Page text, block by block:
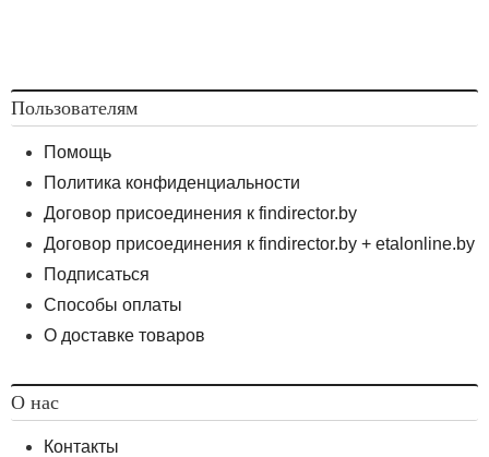
Пользователям
Помощь
Политика конфиденциальности
Договор присоединения к findirector.by
Договор присоединения к findirector.by + etalonline.by
Подписаться
Способы оплаты
О доставке товаров
О нас
Контакты